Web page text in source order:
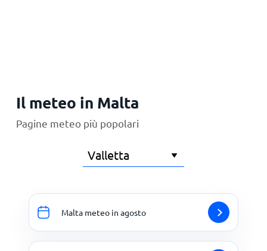
Il meteo in Malta
Pagine meteo più popolari
Malta meteo in agosto